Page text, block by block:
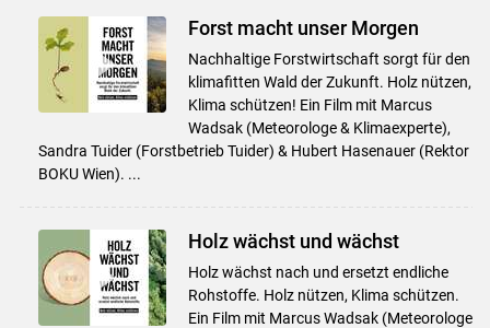
Forst macht unser Morgen
Nachhaltige Forstwirtschaft sorgt für den
klimafitten Wald der Zukunft. Holz nützen,
Klima schützen! Ein Film mit Marcus
Wadsak (Meteorologe & Klimaexperte),
Sandra Tuider (Forstbetrieb Tuider) & Hubert Hasenauer (Rektor
BOKU Wien). ...
Holz wächst und wächst
Holz wächst nach und ersetzt endliche
Rohstoffe. Holz nützen, Klima schützen.
Ein Film mit Marcus Wadsak (Meteorologe